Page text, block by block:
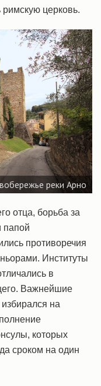
церковь.
реки Арно
отца, борьба за
папой
противоречия
Институты
в
Важнейшие
на
которых
сроком на один